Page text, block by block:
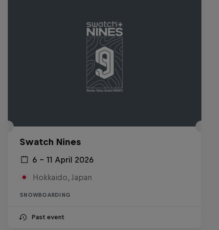
Swatch Nines
6 – 11 April 2026
Hokkaido, Japan
SNOWBOARDING
Past event